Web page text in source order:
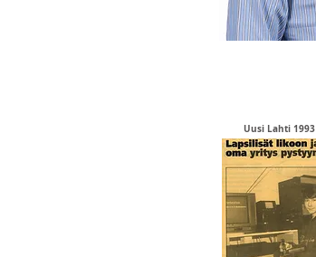
Uusi Lahti 1993